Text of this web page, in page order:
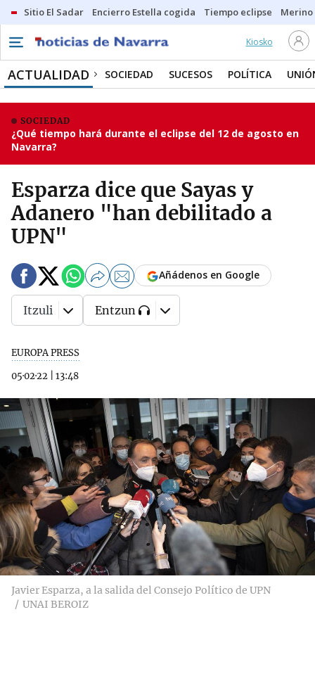
Sitio El Sadar Encierro Estella cogida Tiempo eclipse
Kiosko
ACTUALIDAD SOCIEDAD SUCESOS POLÍTICA
SOCIEDAD
¿Qué tiempo hará durante el eclipse del 12 de agosto en
Navarra?
Esparza dice que Sayas y
Adanero "han debilitado a
UPN"
EUROPA PRESS
05·02·22
13:48
Añádenos en Google
Itzuli Entzun
Javier Esparza, a la salida del Consejo Político de UPN
UNAI BEROIZ